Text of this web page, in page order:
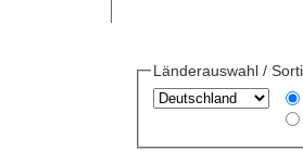
Länderauswahl /